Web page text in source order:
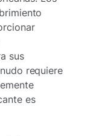
sus
requiere
es